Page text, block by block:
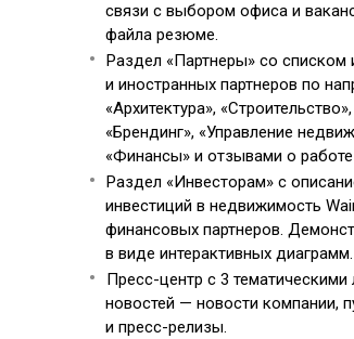
связи с выбором офиса и
файла резюме.
Раздел «Партнеры» со списком
и иностранных партнеров по
«Архитектура»,
«Брендинг», «Управление
«Финансы» и отзывами о работе
Раздел «Инвесторам» с
инвестиций в недвижимость
финансовых партнеров.
в виде интерактивных диаграмм.
Пресс-центр с 3 тематическими
новостей — новости компании,
и пресс-релизы.